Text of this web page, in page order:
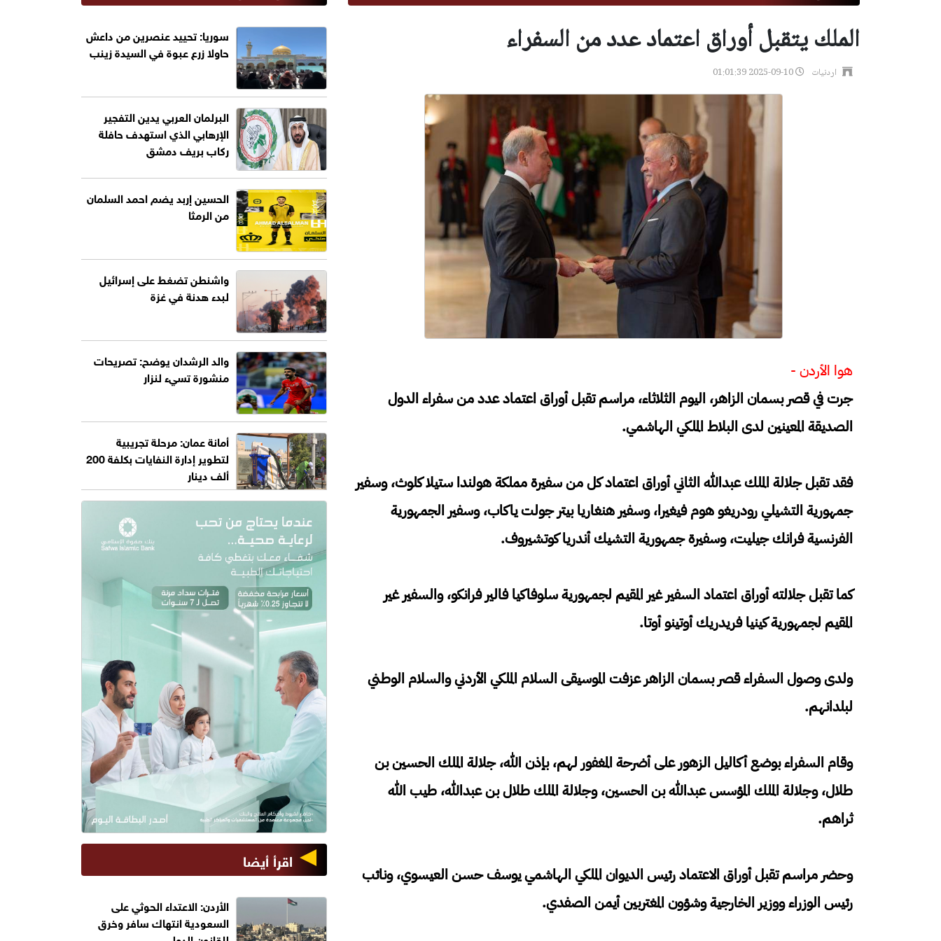
الملك يتقبل أوراق اعتماد عدد من السفراء
اردنيات 2025-09-10 01:01:39
هوا الأردن -
جرت في قصر بسمان الزاهر، اليوم الثلاثاء، مراسم تقبل أوراق اعتماد عدد من سفراء الدول
الصديقة المعينين لدى البلاط الملكي الهاشمي.
فقد تقبل جلالة الملك عبدﷲ الثاني أوراق اعتماد كل من سفيرة مملكة هولندا ستيلا كلوث، وسفير
جمهورية التشيلي رودريغو هوم فيغيرا، وسفير هنغاريا بيتر جولت ياكاب، وسفير الجمهورية
الفرنسية فرانك جيليت، وسفيرة جمهورية التشيك أندريا كوتشيروف.
كما تقبل جلالته أوراق اعتماد السفير غير المقيم لجمهورية سلوفاكيا فالير فرانكو، والسفير غير
المقيم لجمهورية كينيا فريدريك أوتينو أوتا.
ولدى وصول السفراء قصر بسمان الزاهر عزفت الموسيقى السلام الملكي الأردني والسلام الوطني
لبلدانهم.
وقام السفراء بوضع أكاليل الزهور على أضرحة المغفور لهم، بإذن ﷲ، جلالة الملك الحسين بن
طلال، وجلالة الملك المؤسس عبدﷲ بن الحسين، وجلالة الملك طلال بن عبدﷲ، طيب ﷲ
ثراهم.
وحضر مراسم تقبل أوراق الاعتماد رئيس الديوان الملكي الهاشمي يوسف حسن العيسوي، ونائب
رئيس الوزراء ووزير الخارجية وشؤون المغتربين أيمن الصفدي.
سوريا: تحييد عنصرين من داعش
حاولا زرع عبوة في السيدة زينب
البرلمان العربي يدين التفجير
الإرهابي الذي استهدف حافلة
ركاب بريف دمشق
الحسين إربد يضم احمد السلمان
من الرمثا
واشنطن تضغط على إسرائيل
لبدء هدنة في غزة
والد الرشدان يوضح: تصريحات
منشورة تسيء لنزار
أمانة عمان: مرحلة تجريبية
لتطوير إدارة النفايات بكلفة 200
ألف دينار
اقرأ أيضا
الأردن: الاعتداء الحوثي على
السعودية انتهاك سافر وخرق